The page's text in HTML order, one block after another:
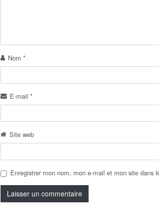
Nom *
E-mail *
Site web
Enregistrer mon nom, mon e-mail et mon site dans